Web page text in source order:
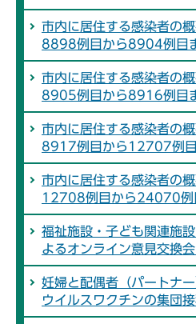
市内に居住する感染者の
8898例目から8904例目
市内に居住する感染者の
8905例目から8916例目
市内に居住する感染者の
8917例目から12707例目
市内に居住する感染者の
12708例目から24070例
福祉施設・子ども関連施
よるオンライン意見交換
妊婦と配偶者（パートナ
ウイルスワクチンの集団